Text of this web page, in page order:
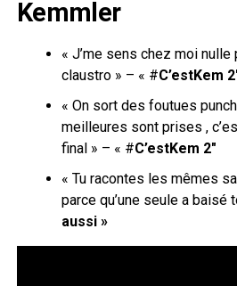
Kemmler
« J’me sens chez moi
claustro » – « #C’estKem
« On sort des foutues
meilleures sont prises ⁣,
final » – « #C’estKem 2″
« Tu racontes les mêmes
parce qu’une seule a baisé
aussi »